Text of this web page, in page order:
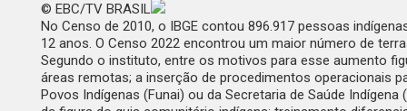
© EBC/TV BRASIL
No Censo de 2010, o IBGE contou 896.917 pessoas
12 anos. O Censo 2022 encontrou um maior número de
Segundo o instituto, entre os motivos para esse aumento
áreas remotas; a inserção de procedimentos operacionais
Povos Indígenas (Funai) ou da Secretaria de Saúde